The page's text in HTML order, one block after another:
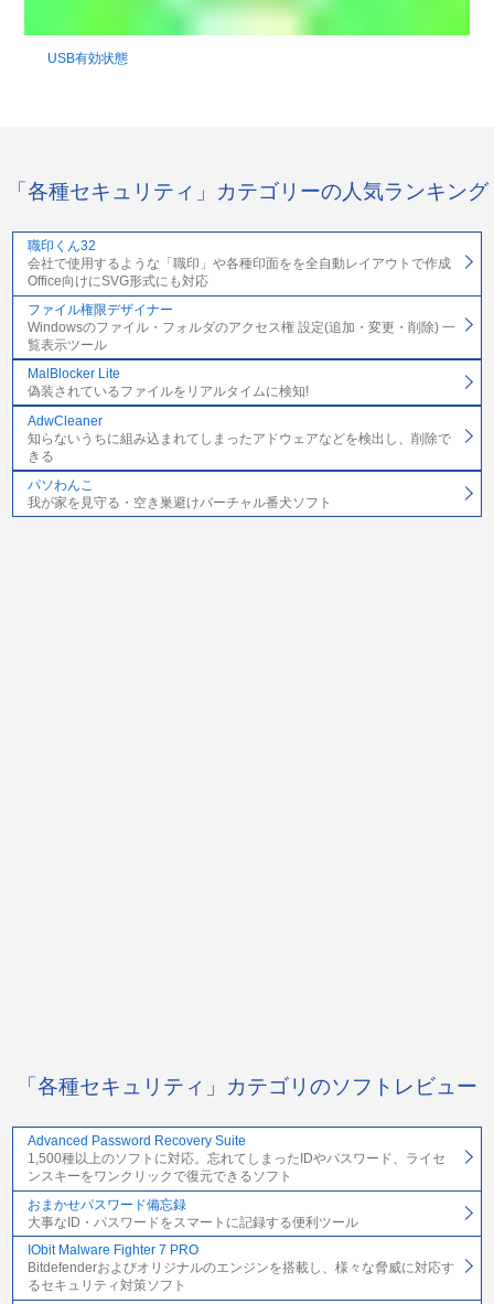
USB有効状態
「各種セキュリティ」カテゴリーの人気ランキング
職印くん32
会社で使用するような「職印」や各種印面をを全自動レイアウトで作成
Office向けにSVG形式にも対応
ファイル権限デザイナー
Windowsのファイル・フォルダのアクセス権 設定(追加・変更・削除) 一
覧表示ツール
MalBlocker Lite
偽装されているファイルをリアルタイムに検知!
AdwCleaner
知らないうちに組み込まれてしまったアドウェアなどを検出し、削除で
きる
パソわんこ
我が家を見守る・空き巣避けバーチャル番犬ソフト
「各種セキュリティ」カテゴリのソフトレビュー
Advanced Password Recovery Suite
1,500種以上のソフトに対応。忘れてしまったIDやパスワード、ライセ
ンスキーをワンクリックで復元できるソフト
おまかせパスワード備忘録
大事なID・パスワードをスマートに記録する便利ツール
IObit Malware Fighter 7 PRO
Bitdefenderおよびオリジナルのエンジンを搭載し、様々な脅威に対応す
るセキュリティ対策ソフト